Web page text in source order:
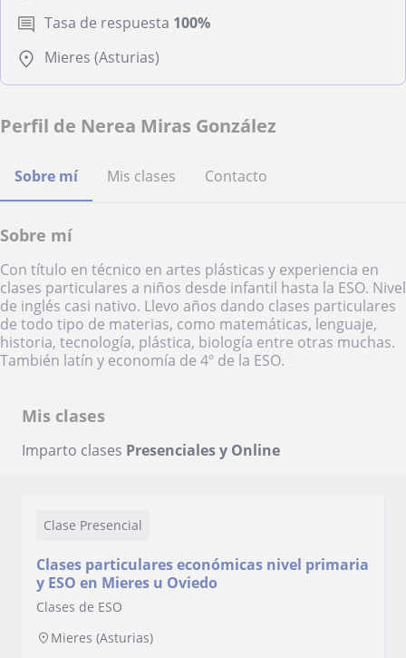
Tasa de respuesta 100%
Mieres (Asturias)
Perfil de Nerea Miras González
Sobre mí Mis clases Contacto
Sobre mí
Con título en técnico en artes plásticas y experiencia en
clases particulares a niños desde infantil hasta la ESO. Nivel
de inglés casi nativo. Llevo años dando clases particulares
de todo tipo de materias, como matemáticas, lenguaje,
historia, tecnología, plástica, biología entre otras muchas.
También latín y economía de 4º de la ESO.
Mis clases
Imparto clases Presenciales y Online
Clase Presencial
Clases particulares económicas nivel primaria
y ESO en Mieres u Oviedo
Clases de ESO
Mieres (Asturias)